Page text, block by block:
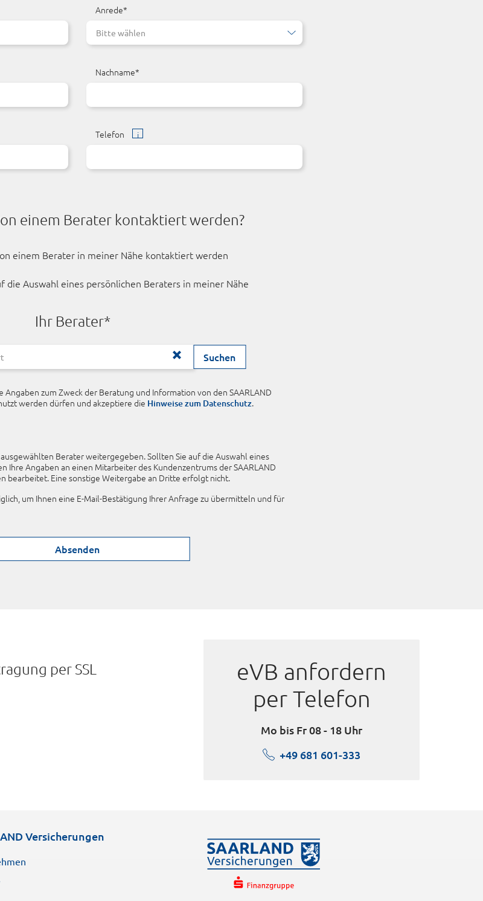
Anrede*
Nachname*
Telefon
einem Berater kontaktiert werden?
einem Berater in meiner Nähe kontaktiert werden
die Auswahl eines persönlichen Beraters in meiner Nähe
Ihr Berater*
Angaben zum Zweck der Beratung und Information von den SAARLAND
werden dürfen und akzeptiere die Hinweise zum Datenschutz.
Berater weitergegeben. Sollten Sie auf die Auswahl eines
Ihre Angaben an einen Mitarbeiter des Kundenzentrums der SAARLAND
bearbeitet. Eine sonstige Weitergabe an Dritte erfolgt nicht.
um Ihnen eine E-Mail-Bestätigung Ihrer Anfrage zu übermitteln und für
per SSL
eVB anfordern
per Telefon
Mo bis Fr 08 - 18 Uhr
+49 681 601-333
Versicherungen